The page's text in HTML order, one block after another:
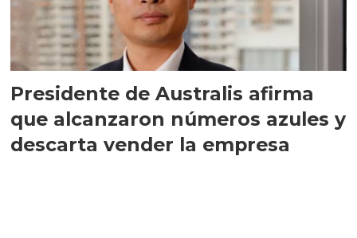
Presidente de Australis afirma
que alcanzaron números azules y
descarta vender la empresa